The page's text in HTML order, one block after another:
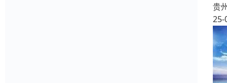
贵
25-